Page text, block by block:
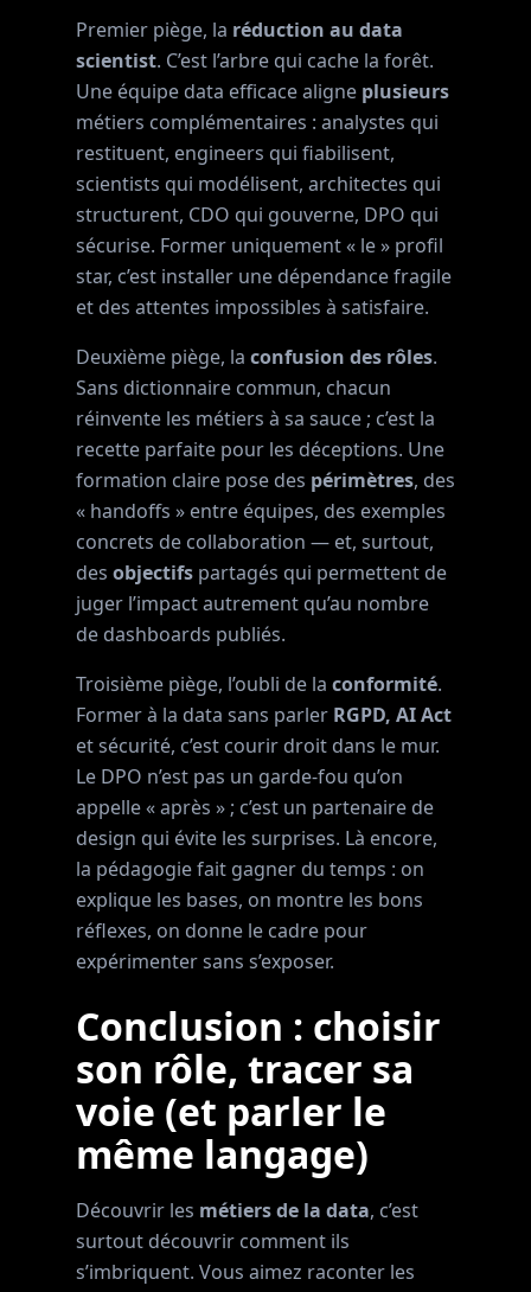
Premier piège, la réduction au data
scientist. C’est l’arbre qui cache la forêt.
Une équipe data efficace aligne plusieurs
métiers complémentaires : analystes qui
restituent, engineers qui fiabilisent,
scientists qui modélisent, architectes qui
structurent, CDO qui gouverne, DPO qui
sécurise. Former uniquement « le » profil
star, c’est installer une dépendance fragile
et des attentes impossibles à satisfaire.
Deuxième piège, la confusion des rôles.
Sans dictionnaire commun, chacun
réinvente les métiers à sa sauce ; c’est la
recette parfaite pour les déceptions. Une
formation claire pose des périmètres, des
« handoffs » entre équipes, des exemples
concrets de collaboration — et, surtout,
des objectifs partagés qui permettent de
juger l’impact autrement qu’au nombre
de dashboards publiés.
Troisième piège, l’oubli de la conformité.
Former à la data sans parler RGPD, AI Act
et sécurité, c’est courir droit dans le mur.
Le DPO n’est pas un garde-fou qu’on
appelle « après » ; c’est un partenaire de
design qui évite les surprises. Là encore,
la pédagogie fait gagner du temps : on
explique les bases, on montre les bons
réflexes, on donne le cadre pour
expérimenter sans s’exposer.
Conclusion : choisir
son rôle, tracer sa
voie (et parler le
même langage)
Découvrir les métiers de la data, c’est
surtout découvrir comment ils
s’imbriquent. Vous aimez raconter les